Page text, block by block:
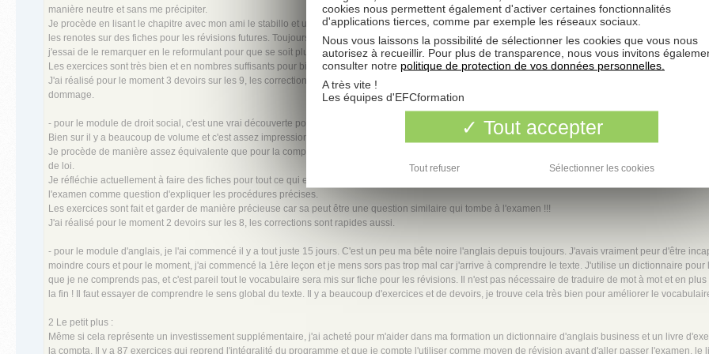
manière neutre et sans me précipiter.
Je procède en lisant le chapitre avec mon ami le stabillo et un bon stylo rouge pour annoter tout ce qu'il y a d'important pour la suite. Toute les définitions
les renotes sur des fiches pour les révisions futures. Toujours une calculatrice a porter de main pour refaire les calculs. Quand j'ai du mal à comprendre
j'essai de le remarquer en le reformulant pour que se soit plus clair pour moi.
Les exercices sont très bien et en nombres suffisants pour bien mettre en pratique les cours. Seul petit bémol pour moi, il y a quelques erreurs dans les
J'ai réalisé pour le moment 3 devoirs sur les 9, les corrections sont faites rapidement, seulement il n'y a quasiment pas de commentaires sur les copies,
dommage.
- pour le module de droit social, c'est une vrai découverte pour moi ! Je viens de terminer le 1er classeur, les cours c'est bien construit, de manière claire
Bien sur il y a beaucoup de volume et c'est assez impressionnant au début mais bon c'est un dcg pas un bac ...
Je procède de manière assez équivalente que pour la comptabilité, sauf que je fais des fiches pour chaque chapitre en différenciant les définitions, les
de loi.
Je réfléchie actuellement à faire des fiches pour tout ce qui est procédure (embauche, licenciement, sanctions, mise en place chsct ...) car j'ai vu que sa
l'examen comme question d'expliquer les procédures précises.
Les exercices sont fait et garder de manière précieuse car sa peut être une question similaire qui tombe à l'examen !!!
J'ai réalisé pour le moment 2 devoirs sur les 8, les corrections sont rapides aussi.
- pour le module d'anglais, je l'ai commencé il y a tout juste 15 jours. C'est un peu ma bête noire l'anglais depuis toujours. J'avais vraiment peur d'être
moindre cours et pour le moment, j'ai commencé la 1ère leçon et je mens sors pas trop mal car j'arrive à comprendre le texte. J'utilise un dictionnaire pour
que je ne comprends pas, et c'est pareil tout le vocabulaire sera mis sur fiche pour les révisions. Il n'est pas nécessaire de traduire de mot à mot et en
la fin ! Il faut essayer de comprendre le sens global du texte. Il y a beaucoup d'exercices et de devoirs, je trouve cela très bien pour améliorer le
2 Le petit plus :
Même si cela représente un investissement supplémentaire, j'ai acheté pour m'aider dans ma formation un dictionnaire d'anglais business et un livre
la compta. Il y a 87 exercices qui reprend l'intégralité du programme et que je compte l'utiliser comme moyen de révision avant d'aller passer l'examen. le
cookies nous permettent également d'activer certaines fonctionnalités
d'applications tierces, comme par exemple les réseaux sociaux.
Nous vous laissons la possibilité de sélectionner les cookies que vous nous
autorisez à recueillir. Pour plus de transparence, nous vous invitons
consulter notre politique de protection de vos données personnelles.
A très vite !
Les équipes d'EFCformation
Tout accepter
Tout refuser Sélectionner les cookies